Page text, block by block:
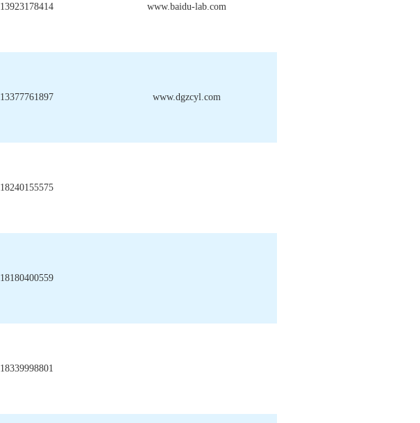
13923178414 www.baidu-lab.com
13377761897 www.dgzcyl.com
18240155575
18180400559
18339998801